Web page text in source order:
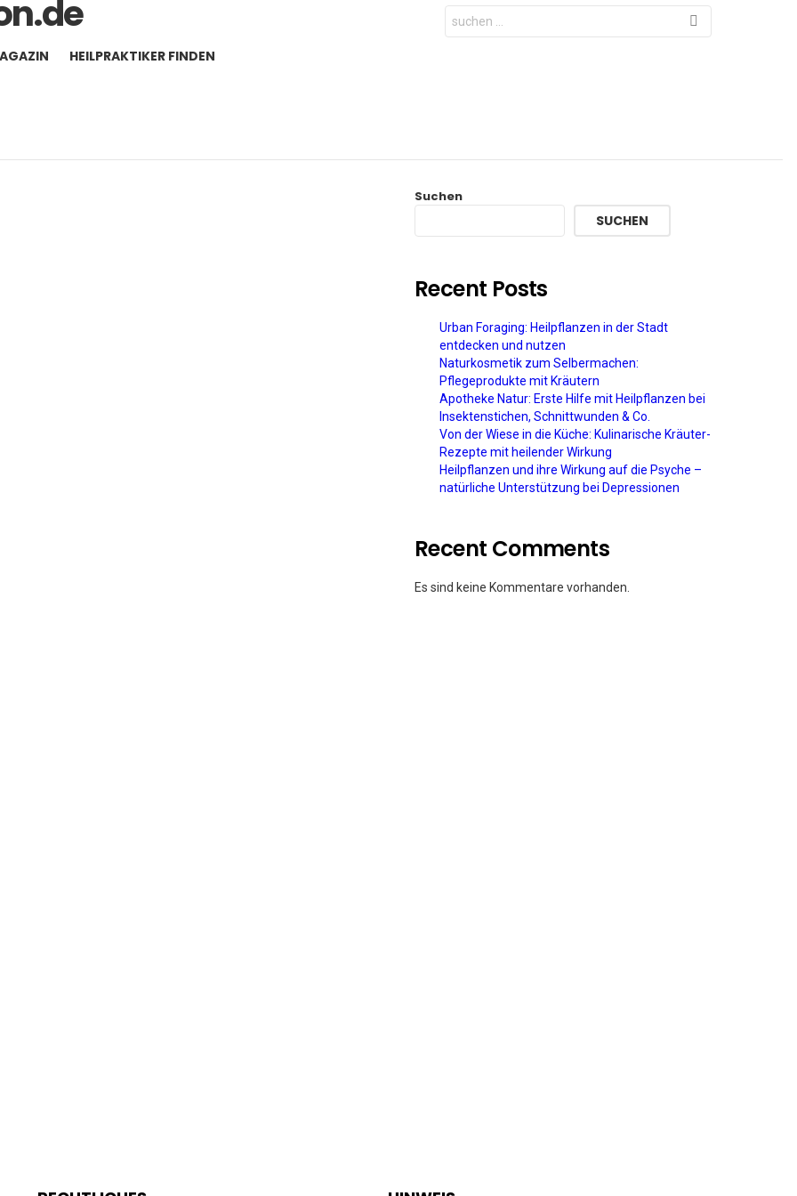
Search
for:
HEILPRAKTIKER FINDEN
Suchen
SUCHEN
Recent Posts
Urban Foraging: Heilpflanzen in der Stadt
entdecken und nutzen
Naturkosmetik zum Selbermachen:
Pflegeprodukte mit Kräutern
Apotheke Natur: Erste Hilfe mit Heilpflanzen bei
Insektenstichen, Schnittwunden & Co.
Von der Wiese in die Küche: Kulinarische Kräuter-
Rezepte mit heilender Wirkung
Heilpflanzen und ihre Wirkung auf die Psyche –
natürliche Unterstützung bei Depressionen
Recent Comments
Es sind keine Kommentare vorhanden.